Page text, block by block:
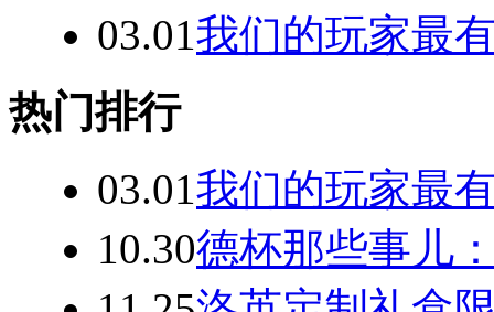
03.01我们的玩家最
热门排行
03.01我们的玩家最
10.30德杯那些事儿